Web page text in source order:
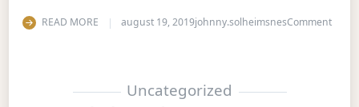
READ MORE august 19, 2019johnny.solheimsnesCommenton
Uncategorized